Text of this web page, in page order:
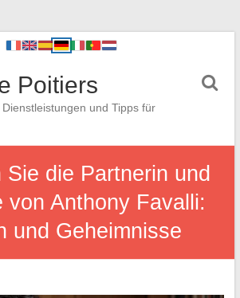
Poitiers
und Tipps für
Sie die Partnerin und
von Anthony Favalli:
und Geheimnisse